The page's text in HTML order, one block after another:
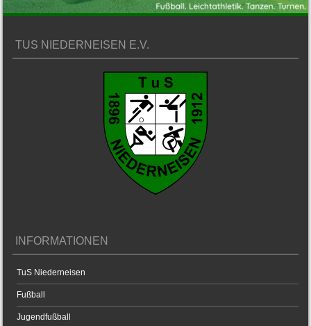
TUS NIEDERNEISEN E.V.
INFORMATIONEN
TuS Niederneisen
Fußball
Jugendfußball